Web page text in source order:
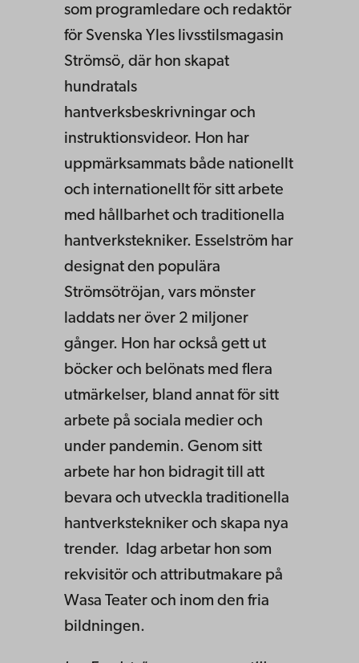
som programledare och redaktör
för Svenska Yles livsstilsmagasin
Strömsö, där hon skapat
hundratals
hantverksbeskrivningar och
instruktionsvideor. Hon har
uppmärksammats både nationellt
och internationellt för sitt arbete
med hållbarhet och traditionella
hantverkstekniker. Esselström har
designat den populära
Strömsötröjan, vars mönster
laddats ner över 2 miljoner
gånger. Hon har också gett ut
böcker och belönats med flera
utmärkelser, bland annat för sitt
arbete på sociala medier och
under pandemin. Genom sitt
arbete har hon bidragit till att
bevara och utveckla traditionella
hantverkstekniker och skapa nya
trender. Idag arbetar hon som
rekvisitör och attributmakare på
Wasa Teater och inom den fria
bildningen.